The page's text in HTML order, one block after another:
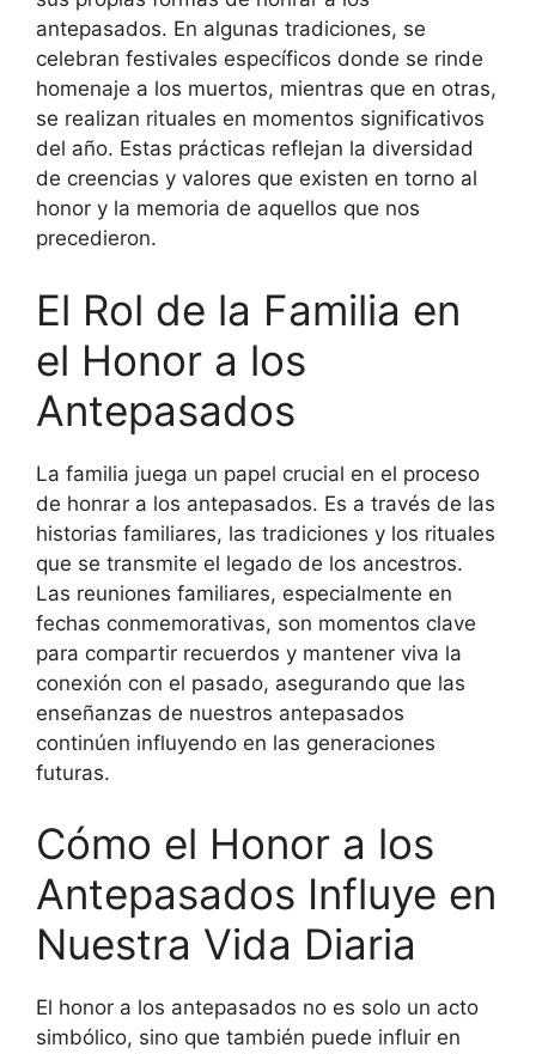
antepasados. En algunas tradiciones, se
celebran festivales específicos donde se rinde
homenaje a los muertos, mientras que en otras,
se realizan rituales en momentos significativos
del año. Estas prácticas reflejan la diversidad
de creencias y valores que existen en torno al
honor y la memoria de aquellos que nos
precedieron.
El Rol de la Familia en
el Honor a los
Antepasados
La familia juega un papel crucial en el proceso
de honrar a los antepasados. Es a través de las
historias familiares, las tradiciones y los rituales
que se transmite el legado de los ancestros.
Las reuniones familiares, especialmente en
fechas conmemorativas, son momentos clave
para compartir recuerdos y mantener viva la
conexión con el pasado, asegurando que las
enseñanzas de nuestros antepasados
continúen influyendo en las generaciones
futuras.
Cómo el Honor a los
Antepasados Influye en
Nuestra Vida Diaria
El honor a los antepasados no es solo un acto
simbólico, sino que también puede influir en